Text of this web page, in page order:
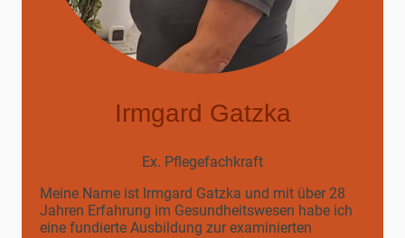
Irmgard Gatzka
Ex. Pflegefachkraft
Meine Name ist Irmgard Gatzka und mit über 28
Jahren Erfahrung im Gesundheitswesen habe ich
eine fundierte Ausbildung zur examinierten